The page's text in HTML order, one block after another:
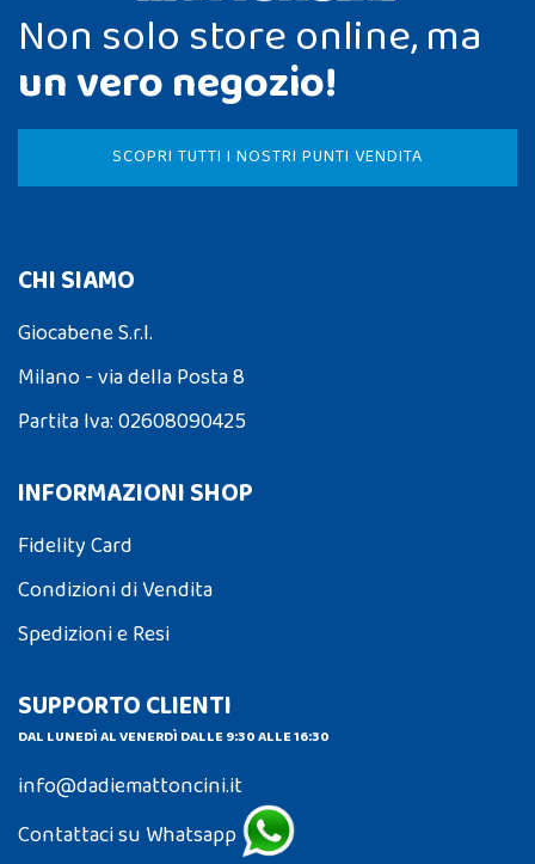
Non solo store online, ma
un vero negozio!
SCOPRI TUTTI I NOSTRI PUNTI VENDITA
CHI SIAMO
Giocabene S.r.l.
Milano - via della Posta 8
Partita Iva: 02608090425
INFORMAZIONI SHOP
Fidelity Card
Condizioni di Vendita
Spedizioni e Resi
SUPPORTO CLIENTI
DAL LUNEDÌ AL VENERDÌ DALLE 9:30 ALLE 16:30
info@dadiemattoncini.it
Contattaci su Whatsapp